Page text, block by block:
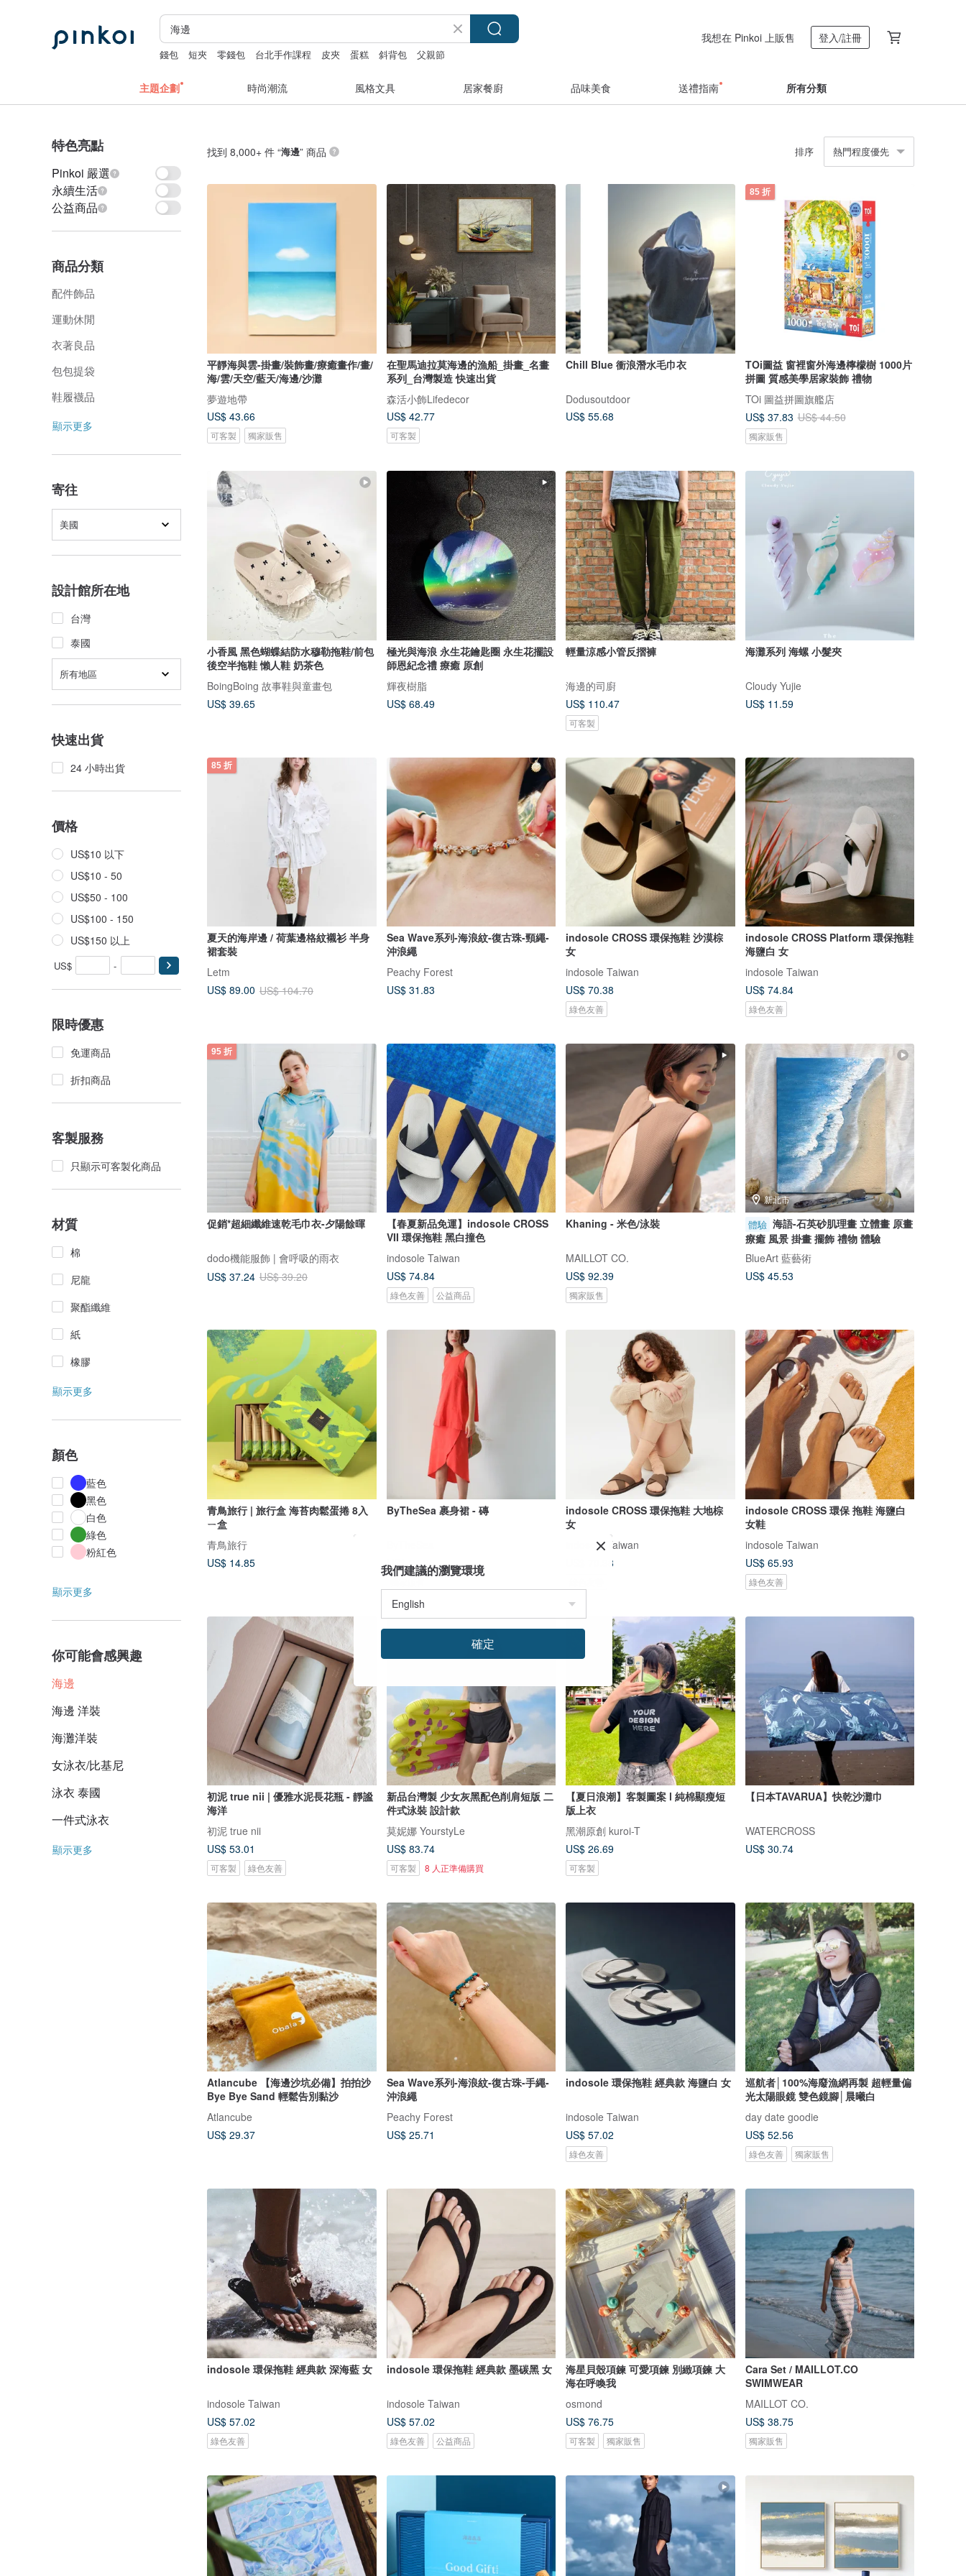
錢包 短夾 零錢包 台北手作課程 皮夾 蛋糕 斜背包 父親節
我想在 Pinkoi 上販售 登入/註冊
主題企劃 時尚潮流 風格文具 居家餐廚 品味美食 送禮指南 所有分類
特色亮點
Pinkoi 嚴選
永續生活
公益商品
商品分類
配件飾品
運動休閒
衣著良品
包包提袋
鞋履襪品
顯示更多
寄往
美國
設計館所在地
台灣
泰國
所有地區
快速出貨
24 小時出貨
價格
US$10 以下
US$10 - 50
US$50 - 100
US$100 - 150
US$150 以上
US$ -
限時優惠
免運商品
折扣商品
客製服務
只顯示可客製化商品
材質
棉
尼龍
聚酯纖維
紙
橡膠
顯示更多
顏色
藍色
黑色
白色
綠色
粉紅色
顯示更多
你可能會感興趣
海邊
海邊 洋裝
海灘洋裝
女泳衣/比基尼
泳衣 泰國
一件式泳衣
顯示更多
找到 8,000+ 件 “海邊” 商品 排序 熱門程度優先
平靜海與雲-掛畫/裝飾畫/療癒畫作/畫/
海/雲/天空/藍天/海邊/沙灘
夢遊地帶
US$ 43.66
可客製 獨家販售
在聖馬迪拉莫海邊的漁船_掛畫_名畫
系列_台灣製造 快速出貨
森活小飾Lifedecor
US$ 42.77
可客製
Chill Blue 衝浪潛水毛巾衣
Dodusoutdoor
US$ 55.68
85 折
TOi圖益 窗裡窗外海邊檸檬樹 1000片
拼圖 質感美學居家裝飾 禮物
TOi 圖益拼圖旗艦店
US$ 37.83 US$ 44.50
獨家販售
小香風 黑色蝴蝶結防水穆勒拖鞋/前包
後空半拖鞋 懶人鞋 奶茶色
BoingBoing 故事鞋與童畫包
US$ 39.65
極光與海浪 永生花鑰匙圈 永生花擺設
師恩紀念禮 療癒 原創
輝夜樹脂
US$ 68.49
輕量涼感小管反摺褲
海邊的司廚
US$ 110.47
可客製
海灘系列 海螺 小髮夾
Cloudy Yujie
US$ 11.59
85 折
夏天的海岸邊 / 荷葉邊格紋襯衫 半身
裙套裝
Letm
US$ 89.00 US$ 104.70
Sea Wave系列-海浪紋-復古珠-頸繩-
沖浪繩
Peachy Forest
US$ 31.83
indosole CROSS 環保拖鞋 沙漠棕
女
indosole Taiwan
US$ 70.38
綠色友善
indosole CROSS Platform 環保拖鞋
海鹽白 女
indosole Taiwan
US$ 74.84
綠色友善
95 折
促銷*超細纖維速乾毛巾衣-夕陽餘暉
dodo機能服飾 | 會呼吸的雨衣
US$ 37.24 US$ 39.20
【春夏新品免運】indosole CROSS
VII 環保拖鞋 黑白撞色
indosole Taiwan
US$ 74.84
綠色友善 公益商品
Khaning - 米色/泳裝
MAILLOT CO.
US$ 92.39
獨家販售
新北市
體驗 海語-石英砂肌理畫 立體畫 原畫
療癒 風景 掛畫 擺飾 禮物 體驗
BlueArt 藍藝術
US$ 45.53
青鳥旅行 | 旅行盒 海苔肉鬆蛋捲 8入
ㄧ盒
青鳥旅行
US$ 14.85
ByTheSea 裹身裙 - 磚
US$ 24.35
indosole CROSS 環保拖鞋 大地棕
女
indosole Taiwan
US$ 70.38
indosole CROSS 環保 拖鞋 海鹽白
女鞋
indosole Taiwan
US$ 65.93
綠色友善
初泥 true nii | 優雅水泥長花瓶 - 靜謐
海洋
初泥 true nii
US$ 53.01
可客製 綠色友善
新品台灣製 少女灰黑配色削肩短版 二
件式泳裝 設計款
莫妮娜 YourstyLe
US$ 83.74
可客製 8 人正準備購買
【夏日浪潮】客製圖案 l 純棉顯瘦短
版上衣
黑潮原創 kuroi-T
US$ 26.69
可客製
【日本TAVARUA】快乾沙灘巾
WATERCROSS
US$ 30.74
Atlancube 【海邊沙坑必備】拍拍沙
Bye Bye Sand 輕鬆告別黏沙
Atlancube
US$ 29.37
Sea Wave系列-海浪紋-復古珠-手繩-
沖浪繩
Peachy Forest
US$ 25.71
indosole 環保拖鞋 經典款 海鹽白 女
indosole Taiwan
US$ 57.02
綠色友善
巡航者│100%海廢漁網再製 超輕量偏
光太陽眼鏡 雙色鏡腳│晨曦白
day date goodie
US$ 52.56
綠色友善 獨家販售
indosole 環保拖鞋 經典款 深海藍 女
indosole Taiwan
US$ 57.02
綠色友善
indosole 環保拖鞋 經典款 墨碳黑 女
indosole Taiwan
US$ 57.02
綠色友善 公益商品
海星貝殼項鍊 可愛項鍊 別緻項鍊 大
海在呼喚我
osmond
US$ 76.75
可客製 獨家販售
Cara Set / MAILLOT.CO
SWIMWEAR
MAILLOT CO.
US$ 38.75
獨家販售
我們建議的瀏覽環境
確定